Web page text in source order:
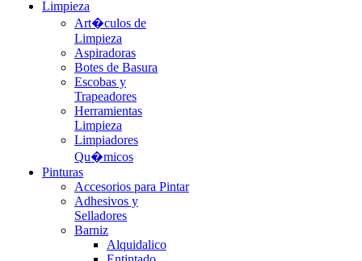
Limpieza
Art�culos de
Limpieza
Aspiradoras
Botes de Basura
Escobas y
Trapeadores
Herramientas
Limpieza
Limpiadores
Qu�micos
Pinturas
Accesorios para Pintar
Adhesivos y
Selladores
Barniz
Alquidalico